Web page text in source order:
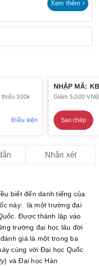
Xem thêm
300k
Điều kiện
NHẬP MÃ:
Giảm 5,000
Sao chép
Nhận xét
biết đến danh tiếng của
này: là một trường đại
Được thành lập vào
trường đại học lâu đời
giá là một trong ba
cùng với Đại học Quốc
) và Đại học Hàn